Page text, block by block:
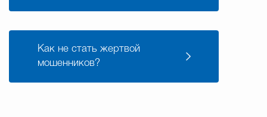
Как не стать жертвой
мошенников?